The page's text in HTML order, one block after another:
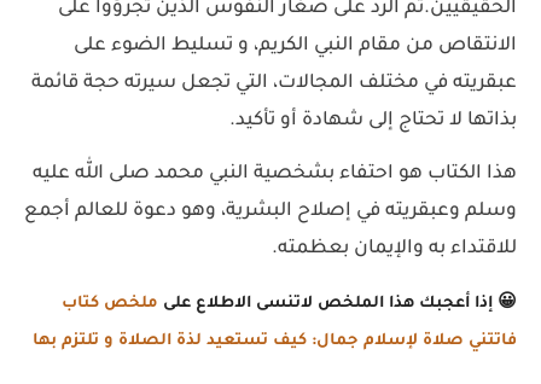
الحقيقيين.ثم الرد على صغار النفوس الذين تجرؤوا على
الانتقاص من مقام النبي الكريم، و تسليط الضوء على
عبقريته في مختلف المجالات، التي تجعل سيرته حجة قائمة
بذاتها لا تحتاج إلى شهادة أو تأكيد.
هذا الكتاب هو احتفاء بشخصية النبي محمد صلى الله عليه
وسلم وعبقريته في إصلاح البشرية، وهو دعوة للعالم أجمع
للاقتداء به والإيمان بعظمته.
😀 إذا أعجبك هذا الملخص لاتنسى الاطلاع على ملخص كتاب
فاتتني صلاة لإسلام جمال: كيف تستعيد لذة الصلاة و تلتزم بها